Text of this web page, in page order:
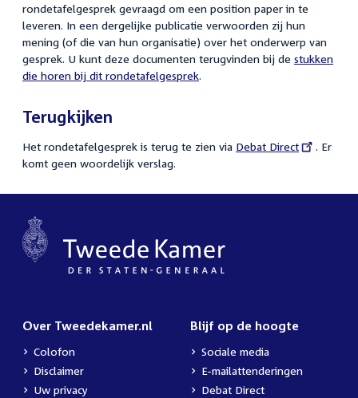
rondetafelgesprek gevraagd om een position paper in te
leveren. In een dergelijke publicatie verwoorden zij hun
mening (of die van hun organisatie) over het onderwerp van
gesprek. U kunt deze documenten terugvinden bij de stukken
die horen bij dit rondetafelgesprek.
Terugkijken
Het rondetafelgesprek is terug te zien via External
Debat Direct
. Er
komt geen woordelijk verslag.
Over Tweedekamer.nl
Colofon
Disclaimer
Uw privacy
Blijf op de hoogte
Sociale media
E-mailattenderingen
Debat Direct